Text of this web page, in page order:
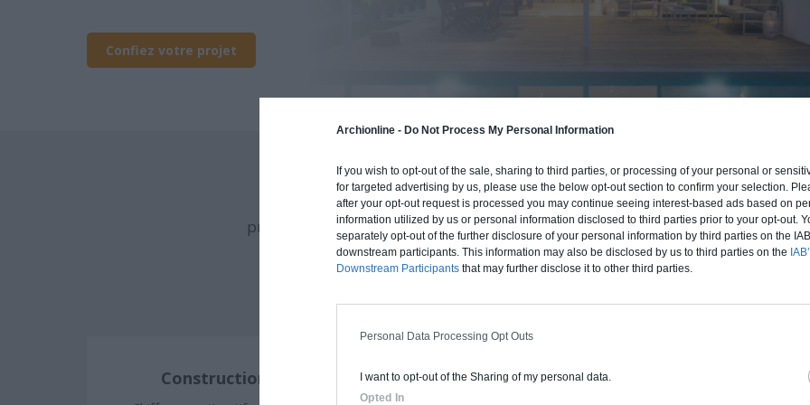
Archionline - Do Not Process My Personal Information
If you wish to opt-out of the sale, sharing to third parties, or processing of your personal or
for targeted advertising by us, please use the below opt-out section to confirm your selection.
after your opt-out request is processed you may continue seeing interest-based ads based on
information utilized by us or personal information disclosed to third parties prior to your opt-out.
separately opt-out of the further disclosure of your personal information by third parties on the
downstream participants. This information may also be disclosed by us to third parties on the
Downstream Participants that may further disclose it to other third parties.
Personal Data Processing Opt Outs
I want to opt-out of the Sharing of my personal data.
Opted In
Confiez votre projet
BUDGET ET PROCÉDÉ
Archionline vous offre un chiffrage estimatif pour la construction de cette
procédé constructif et du type de livraison souhaité : auto-construction, clos
d'air) ou clé en main.
Construction classique Construction ossature bois